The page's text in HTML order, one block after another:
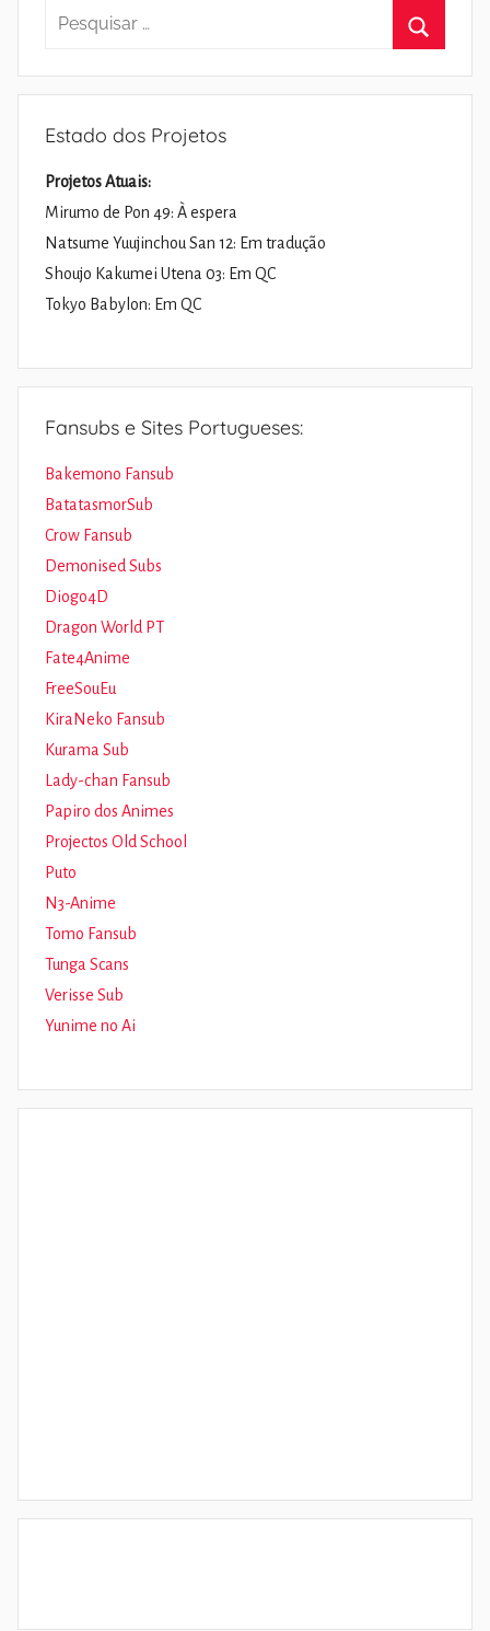
Pesquisar
Estado dos Projetos
Projetos Atuais:
Mirumo de Pon 49: À espera
Natsume Yuujinchou San 12: Em tradução
Shoujo Kakumei Utena 03: Em QC
Tokyo Babylon: Em QC
Fansubs e Sites Portugueses:
Bakemono Fansub
BatatasmorSub
Crow Fansub
Demonised Subs
Diogo4D
Dragon World PT
Fate4Anime
FreeSouEu
KiraNeko Fansub
Kurama Sub
Lady-chan Fansub
Papiro dos Animes
Projectos Old School
Puto
N3-Anime
Tomo Fansub
Tunga Scans
Verisse Sub
Yunime no Ai